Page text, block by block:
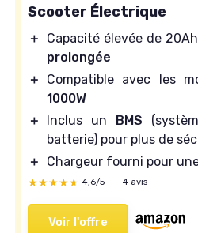
Scooter Électrique
＋ Capacité élevée de
prolongée
＋
Compatible avec les
1000W
＋
Inclus un BMS
batterie) pour plus de
＋
Chargeur fourni pour
★★★★★
★★★★★ 4,6/5 — 4 avis
Voir l'offre